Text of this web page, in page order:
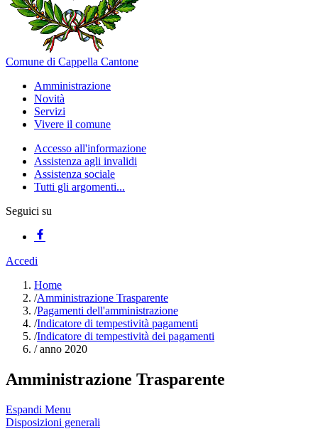
Comune di Cappella Cantone
Amministrazione
Novità
Servizi
Vivere il comune
Accesso all'informazione
Assistenza agli invalidi
Assistenza sociale
Tutti gli argomenti...
Seguici su
Accedi
Home
/Amministrazione Trasparente
/Pagamenti dell'amministrazione
/Indicatore di tempestività pagamenti
/Indicatore di tempestività dei pagamenti
/anno 2020
Amministrazione Trasparente
Espandi Menu
Disposizioni generali